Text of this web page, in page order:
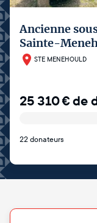
Ancienne
Sainte-
STE MENEHOULD
25 310€de
22 donateurs